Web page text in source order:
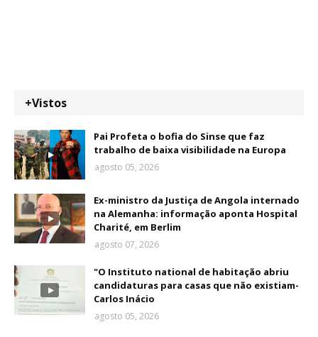
+Vistos
Pai Profeta o bofia do Sinse que faz
trabalho de baixa visibilidade na Europa
agosto 05, 2026
Ex-ministro da Justiça de Angola internado
na Alemanha: informação aponta Hospital
Charité, em Berlim
agosto 07, 2026
"O Instituto national de habitação abriu
candidaturas para casas que não existiam-
Carlos Inácio
agosto 05, 2026